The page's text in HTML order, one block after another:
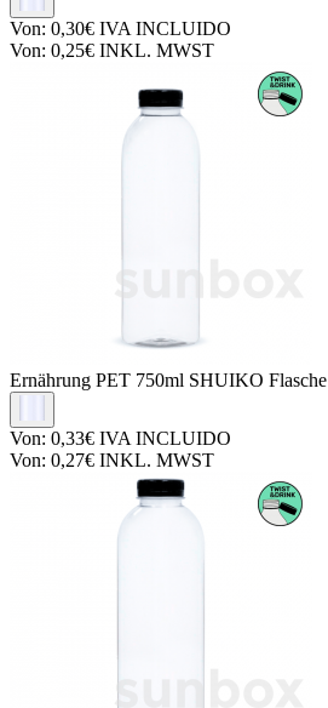
Von: 0,30€ IVA INCLUIDO
Von: 0,25€ INKL. MWST
Ernährung PET 750ml SHUIKO Flasche
Von: 0,33€ IVA INCLUIDO
Von: 0,27€ INKL. MWST